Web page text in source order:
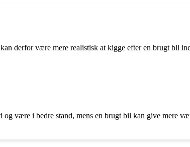
derfor være mere realistisk at kigge efter en brugt bil
være i bedre stand, mens en brugt bil kan give mere